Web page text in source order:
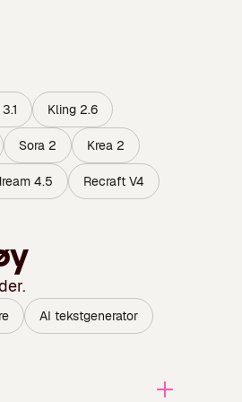
Kling 2.6
Sora 2 Krea 2
4.5 Recraft V4
AI tekstgenerator